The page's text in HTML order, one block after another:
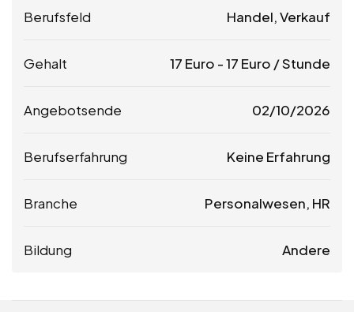
Berufsfeld Handel, Verkauf
Gehalt 17 Euro -17 Euro / Stunde
Angebotsende 02/10/2026
Berufserfahrung Keine Erfahrung
Branche Personalwesen, HR
Bildung Andere